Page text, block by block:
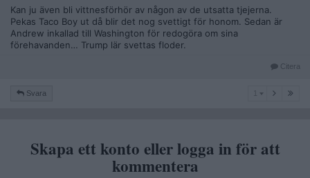
Kan ju även bli vittnesförhör av någon av de utsatta tjejerna.
Pekas Taco Boy ut då blir det nog svettigt för honom. Sedan är
Andrew inkallad till Washington för redogöra om sina
förehavanden… Trump lär svettas floder.
Citera
Svara
Skapa ett konto eller logga in för att
kommentera